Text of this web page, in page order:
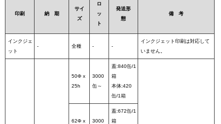
印刷 納 期
サイ
ズ
ロ
ッ
ト
発送形
態
備 考
インクジェ
ット
- 全種 - -
インクジェット印刷は対応して
いません。
50Φ x
25h
3000
缶～
蓋:840缶/1
箱
本体:420
缶/1箱
62Φ x
3000
蓋:672缶/1
箱